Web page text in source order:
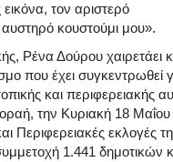
τον αριστερό
κουστούμι μου».